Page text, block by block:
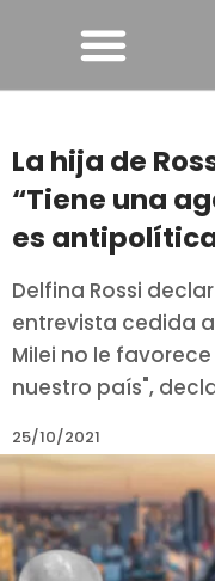
La hija de
“Tiene una
es
Delfina Rossi
entrevista cedida
Milei no le
nuestro país",
25/10/2021